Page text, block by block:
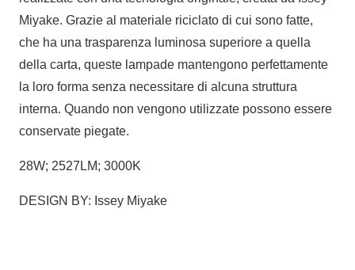
Miyake. Grazie al materiale riciclato di cui sono fatte,
che ha una trasparenza luminosa superiore a quella
della carta, queste lampade mantengono perfettamente
la loro forma senza necessitare di alcuna struttura
interna. Quando non vengono utilizzate possono essere
conservate piegate.
28W; 2527LM; 3000K
DESIGN BY: Issey Miyake